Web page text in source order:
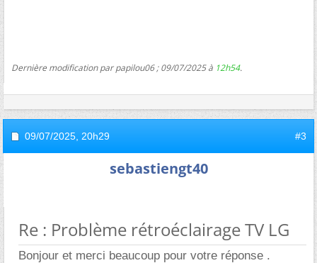
Dernière modification par papilou06 ; 09/07/2025 à 12h54.
09/07/2025, 20h29 #3
sebastiengt40
Re : Problème rétroéclairage TV LG
Bonjour et merci beaucoup pour votre réponse .